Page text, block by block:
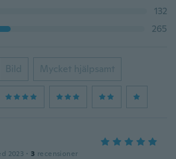
132
265
Bild Mycket hjälpsamt
2023 · 3 recensioner